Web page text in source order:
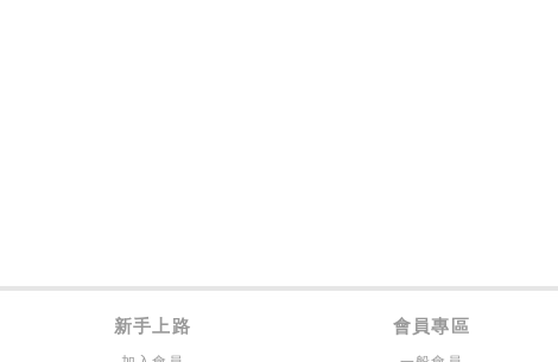
新手上路 會員專區